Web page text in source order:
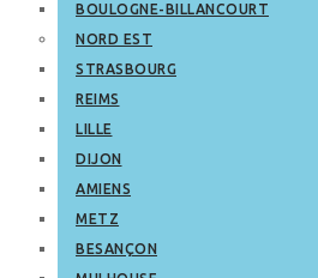
BOULOGNE-BILLANCOURT
NORD EST
STRASBOURG
REIMS
LILLE
DIJON
AMIENS
METZ
BESANÇON